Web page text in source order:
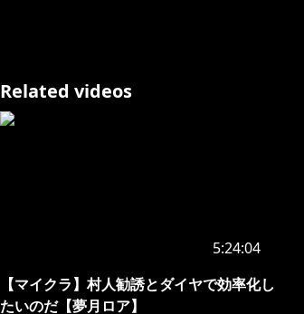
Related videos
5:24:04
【マイクラ】村人勧誘とダイヤで効率化し
たいのだ【夢月ロア】